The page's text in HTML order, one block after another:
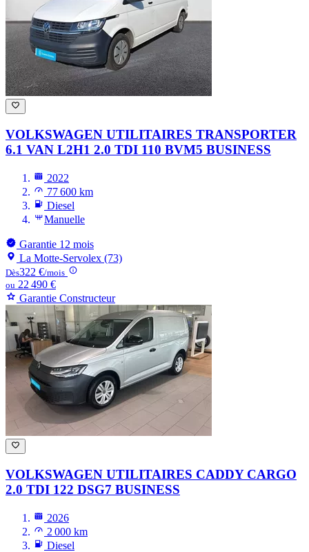
VOLKSWAGEN UTILITAIRES TRANSPORTER
6.1 VAN L2H1 2.0 TDI 110 BVM5 BUSINESS
2022
77 600 km
Diesel
Manuelle
Garantie 12 mois
La Motte-Servolex (73)
Dès322 €/mois
ou 22 490 €
Garantie Constructeur
VOLKSWAGEN UTILITAIRES CADDY CARGO
2.0 TDI 122 DSG7 BUSINESS
2026
2 000 km
Diesel